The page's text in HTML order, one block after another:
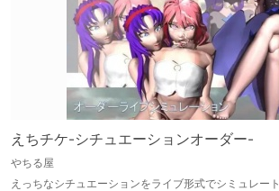
えちチケ-シチュエーションオーダー-
やちる屋
えっちなシチュエーションをライブ形式でシミュレート